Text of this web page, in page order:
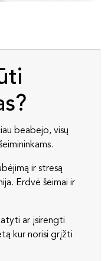
beabejo, visų
ir stresą
Erdvė šeimai ir
ar įsirengti
kur norisi grįžti